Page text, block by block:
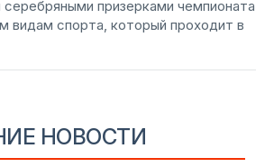
НОВОСТИ
серебряными призерками чемпионата
видам спорта, который проходит в